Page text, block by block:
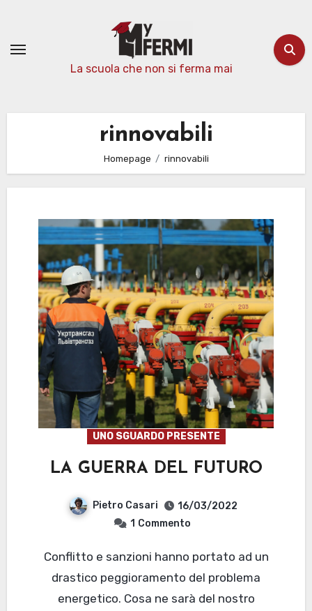
contenuto
La scuola che non si ferma mai
rinnovabili
Homepage rinnovabili
UNO SGUARDO PRESENTE
LA GUERRA DEL FUTURO
Pietro Casari
16/03/2022
1 Commento
Conflitto e sanzioni hanno portato ad un
drastico peggioramento del problema
energetico. Cosa ne sarà del nostro